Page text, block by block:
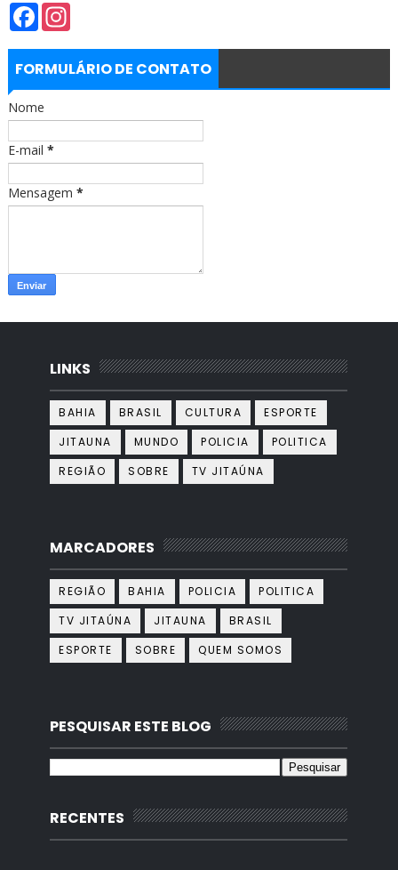
F
e
b
o
k
I
t
a
r
m
FORMULÁRIO DE CONTATO
Nome
E-mail *
Mensagem *
LINKS
BAHIA BRASIL CULTURA
ESPORTE
JITAUNA
MUNDO POLICIA
POLITICA
REGIÃO
SOBRE TV JITAÚNA
MARCADORES
REGIÃO BAHIA POLICIA
POLITICA
TV JITAÚNA
JITAUNA
BRASIL
ESPORTE
SOBRE QUEM SOMOS
PESQUISAR ESTE BLOG
RECENTES